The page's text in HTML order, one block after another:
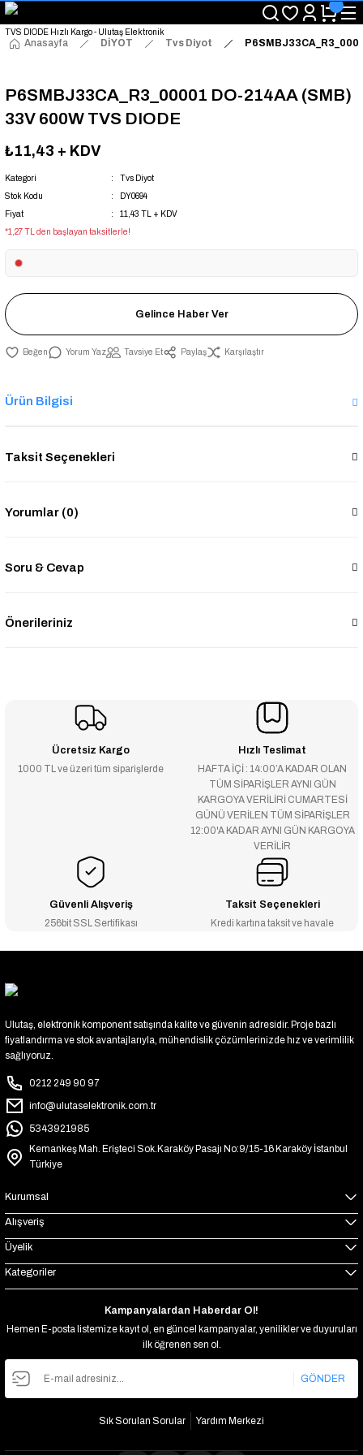
"Saat 14:00'a Kadar Verilen Siparişlerde Aynı Gün Kargo Avantajı!
"Binlerce Ürün Çeşitliliği ile Stoktan Hemen Teslim."
"Toptan Fiyatına Perakende Satış Avantajını Kaçırmayın!"
Anasayfa DİYOT Tvs Diyot
P6SMBJ33CA_R3_00001 DO-214AA (SMB)
33V 600W TVS DIODE
₺11,43 + KDV
Kategori
Tvs Diyot
Stok Kodu
DY0694
Fiyat
11,43 TL + KDV
*1,27 TL den başlayan taksitlerle!
Gelince Haber Ver
Yorum Yaz Tavsiye Et Paylaş Karşılaştır
Ürün Bilgisi
Taksit Seçenekleri
Yorumlar (0)
Soru & Cevap
Önerileriniz
Ücretsiz Kargo
1000 TL ve üzeri tüm siparişlerde
Hızlı Teslimat
HAFTA İÇİ : 14:00’A KADAR OLAN
TÜM SİPARİŞLER AYNI GÜN
KARGOYA VERİLİRİ CUMARTESİ
GÜNÜ VERİLEN TÜM SİPARİŞLER
12:00'A KADAR AYNI GÜN KARGOYA
VERİLİR
Güvenli Alışveriş
256bit SSL Sertifikası
Taksit Seçenekleri
Kredi kartına taksit ve havale
Ulutaş, elektronik komponent satışında kalite ve güvenin adresidir. Proje bazlı
fiyatlandırma ve stok avantajlarıyla, mühendislik çözümlerinizde hız ve verimlilik
sağlıyoruz.
0212 249 90 97
info@ulutaselektronik.com.tr
5343921985
Kemankeş Mah. Erişteci Sok.Karaköy Pasajı No:9/15-16 Karaköy İstanbul
Türkiye
Kurumsal
Alışveriş
Üyelik
Kategoriler
Kampanyalardan Haberdar Ol!
Hemen E-posta listemize kayıt ol, en güncel kampanyalar, yenilikler ve duyuruları
ilk öğrenen sen ol.
GÖNDER
Sık Sorulan Sorular Yardım Merkezi